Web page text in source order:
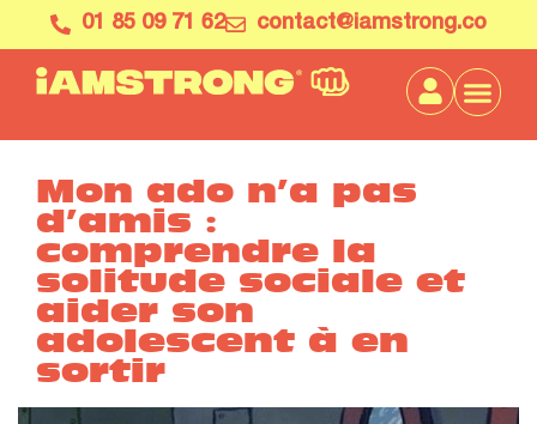
01 85 09 71 62 contact@iamstrong.co
Mon ado n’a pas
d’amis :
comprendre la
solitude sociale et
aider son
adolescent à en
sortir